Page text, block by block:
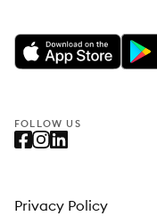
FOLLOW US
Privacy Policy